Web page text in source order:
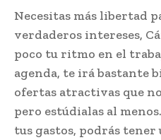
Necesitas más libertad
verdaderos intereses,
poco tu ritmo en el
agenda, te irá bastante
ofertas atractivas que
pero estúdialas al
tus gastos, podrás tener